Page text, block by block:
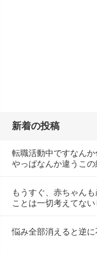
新着の投稿
転職活動中ですなん
やっぱなんか違うこの
もうすぐ、赤ちゃん
ことは一切考えてない
悩み全部消えると逆に